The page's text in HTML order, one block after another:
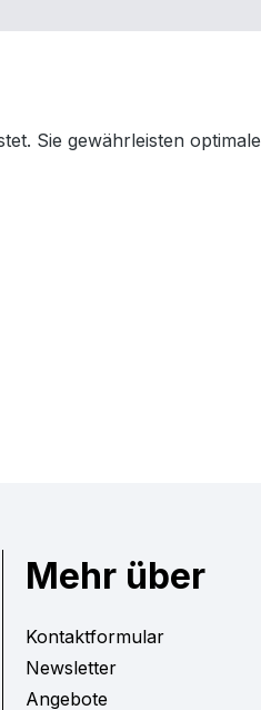
Sie gewährleisten optimale
Mehr über
Kontaktformular
Newsletter
Angebote